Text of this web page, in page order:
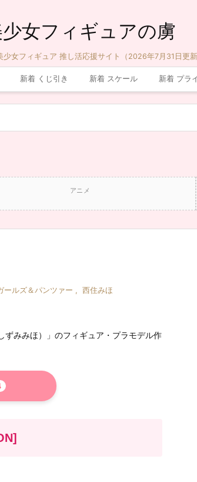
女フィギュアの虜
女フィギュア 推し活応援サイト（2026年7月31日更新
新着 くじ引き 新着 スケール 新着 プラ
アニメ
ールズ＆パンツァー , 西住みほ
ずみみほ）」のフィギュア・プラモデル作